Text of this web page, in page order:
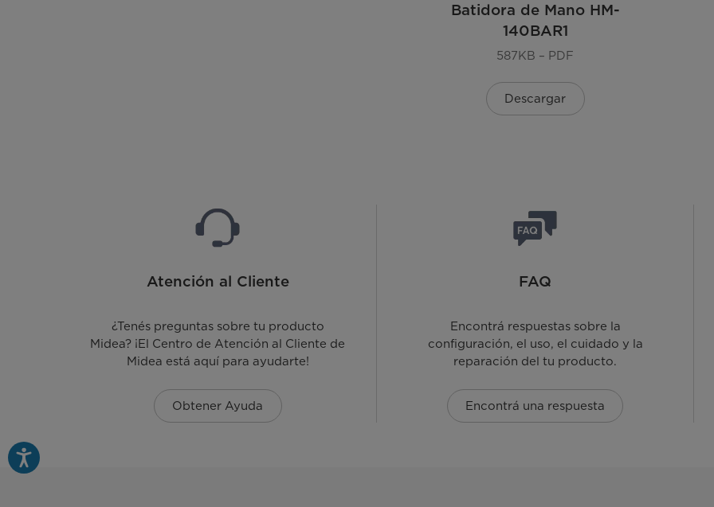
Batidora de Mano HM-
140BAR1
587KB – PDF
Descargar
Atención al Cliente
¿Tenés preguntas sobre tu producto
Midea? ¡El Centro de Atención al Cliente de
Midea está aquí para ayudarte!
Obtener Ayuda
FAQ
Encontrá respuestas sobre la
configuración, el uso, el cuidado y la
reparación del tu producto.
Encontrá una respuesta